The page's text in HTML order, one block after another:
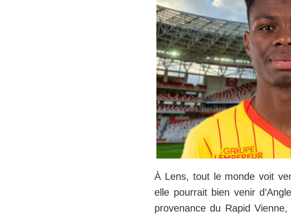
À Lens, tout le monde voit
elle pourrait bien venir
provenance du Rapid